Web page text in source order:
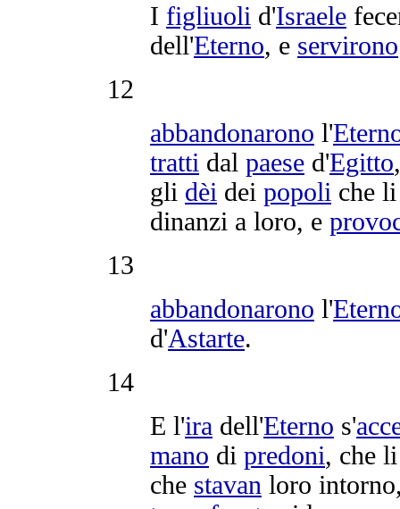
I figliuoli d'Israele
dell'Eterno, e servirono
12
abbandonarono l'
tratti dal paese d'Egitto
gli dèi dei popoli che
dinanzi a loro, e
13
abbandonarono l'
d'Astarte.
14
E l'ira dell'Eterno s'
mano di predoni, che
che stavan loro